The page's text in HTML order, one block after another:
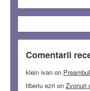
Comentarii
klein ivan on
tiberiu ezri onZvonuri